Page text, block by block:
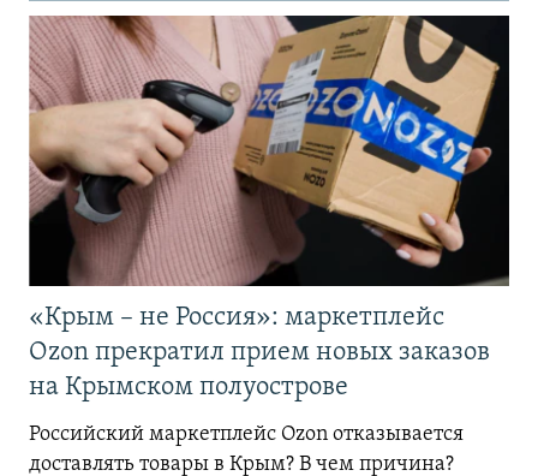
«Крым – не Россия»: маркетплейс
Ozon прекратил прием новых заказов
на Крымском полуострове
Российский маркетплейс Ozon отказывается
доставлять товары в Крым? В чем причина?